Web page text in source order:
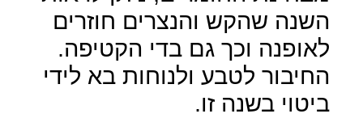
השנה שהקש והנצרים חוזרים
לאופנה וכך גם בדי הקטיפה.
החיבור לטבע ולנוחות בא לידי
ביטוי בשנה זו.